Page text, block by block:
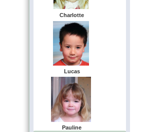
Charlotte
Lucas
Pauline